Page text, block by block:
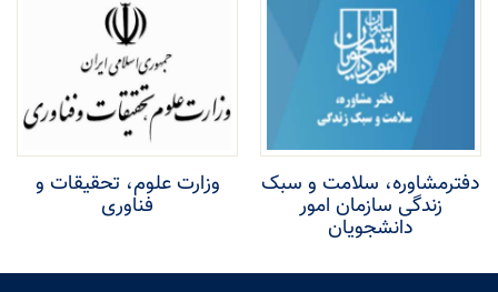
دفترمشاوره، سلامت و سبک
زندگی سازمان امور
دانشجویان
وزارت علوم، تحقیقات و
فناوری